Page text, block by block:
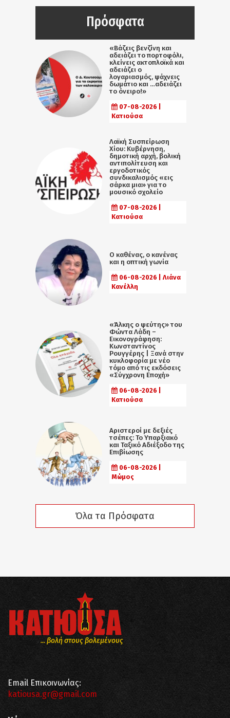
Πρόσφατα
«Βάζεις βενζίνη και
αδειάζει το πορτοφόλι,
κλείνεις ακτοπλοϊκά και
αδειάζει ο
λογαριασμός, ψάχνεις
δωμάτιο και …αδειάζει
το όνειρο!»
07-08-2026 |
Κατιούσα
Λαϊκή Συσπείρωση
Χίου: Κυβέρνηση,
δημοτική αρχή, βολική
αντιπολίτευση και
εργοδοτικός
συνδικαλισμός «εις
σάρκα μια» για το
μουσικό σχολείο
07-08-2026 |
Κατιούσα
Ο καθένας, ο κανένας
και η οπτική γωνία
06-08-2026 | Λιάνα
Κανέλλη
«Άλκης ο ψεύτης» του
Φώντα Λάδη –
Εικονογράφηση:
Κωνσταντίνος
Ρουγγέρης | Ξανά στην
κυκλοφορία με νέο
τόμο από τις εκδόσεις
«Σύγχρονη Εποχή»
06-08-2026 |
Κατιούσα
Αριστεροί με δεξιές
τσέπες: Το Υπαρξιακό
και Ταξικό Αδιέξοδο της
Επιβίωσης
06-08-2026 |
Μώμος
Όλα τα Πρόσφατα
... βολή στους βολεμένους
Email Επικοινωνίας:
katiousa.gr@gmail.com